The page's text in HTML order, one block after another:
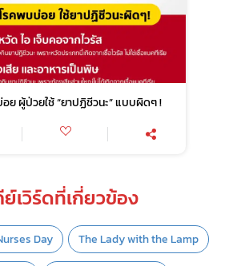
ย ผู้ป่วยใช้ “ยาปฏิชีวนะ” แบบผิดๆ !
เวิร์ดที่เกี่ยวข้อง
Day The Lady with the Lamp